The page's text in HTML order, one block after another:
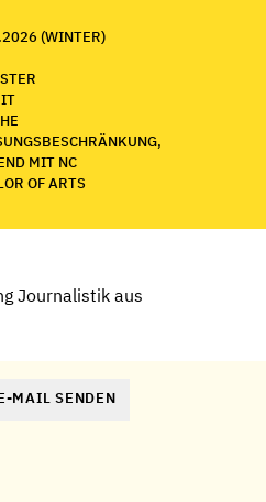
(WINTER)
MIT NC
OF ARTS
Journalistik aus
MAIL SENDEN